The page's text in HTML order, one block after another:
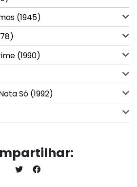
(1945)
(1990)
Só (1992)